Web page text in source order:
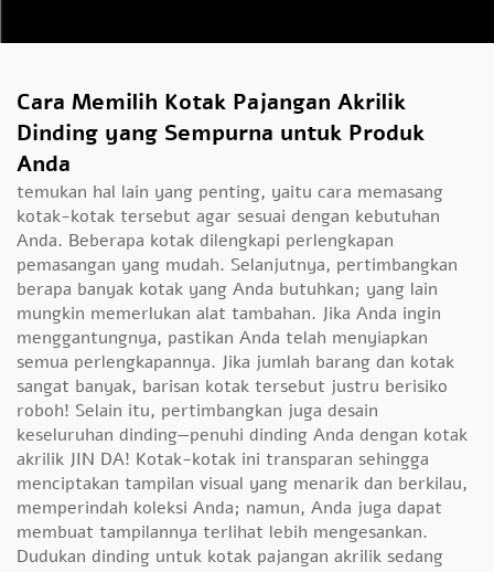
Cara Memilih Kotak Pajangan Akrilik
Dinding yang Sempurna untuk Produk
Anda
temukan hal lain yang penting, yaitu cara memasang
kotak-kotak tersebut agar sesuai dengan kebutuhan
Anda. Beberapa kotak dilengkapi perlengkapan
pemasangan yang mudah. Selanjutnya, pertimbangkan
berapa banyak kotak yang Anda butuhkan; yang lain
mungkin memerlukan alat tambahan. Jika Anda ingin
menggantungnya, pastikan Anda telah menyiapkan
semua perlengkapannya. Jika jumlah barang dan kotak
sangat banyak, barisan kotak tersebut justru berisiko
roboh! Selain itu, pertimbangkan juga desain
keseluruhan dinding—penuhi dinding Anda dengan kotak
akrilik JIN DA! Kotak-kotak ini transparan sehingga
menciptakan tampilan visual yang menarik dan berkilau,
memperindah koleksi Anda; namun, Anda juga dapat
membuat tampilannya terlihat lebih mengesankan.
Dudukan dinding untuk kotak pajangan akrilik sedang